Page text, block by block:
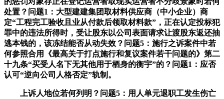
处置？问题1：大型建建集团取材料供应商（中小企业）商
定“工程完工验收且业从付款后领取材料款”，正在认定投标犯
罪中的违法所得时，受让股东以公司表面请求让渡股东返还抽
逃本钱的，该冻结能否从动失效？问题5：施行之诉案件中若
何参照合用《最高关于打点施行和复议案件若干问题的》第二
十九条“买受人名下无其他用于栖身的衡宇”的？问题1：应否
认可“逆向公司人格否定”轨制。
上诉人地位若何列明？问题5：用人单元退职工发生伤亡